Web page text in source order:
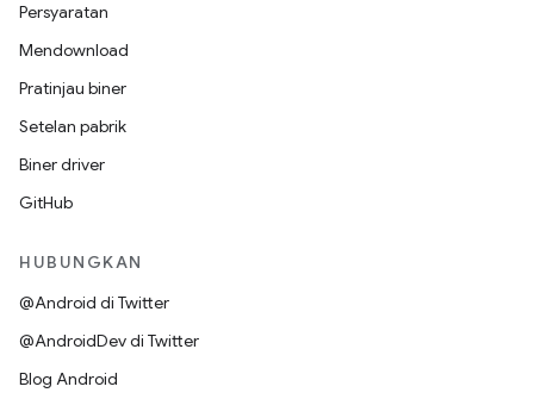
Persyaratan
Mendownload
Pratinjau biner
Setelan pabrik
Biner driver
GitHub
HUBUNGKAN
@Android di Twitter
@AndroidDev di Twitter
Blog Android